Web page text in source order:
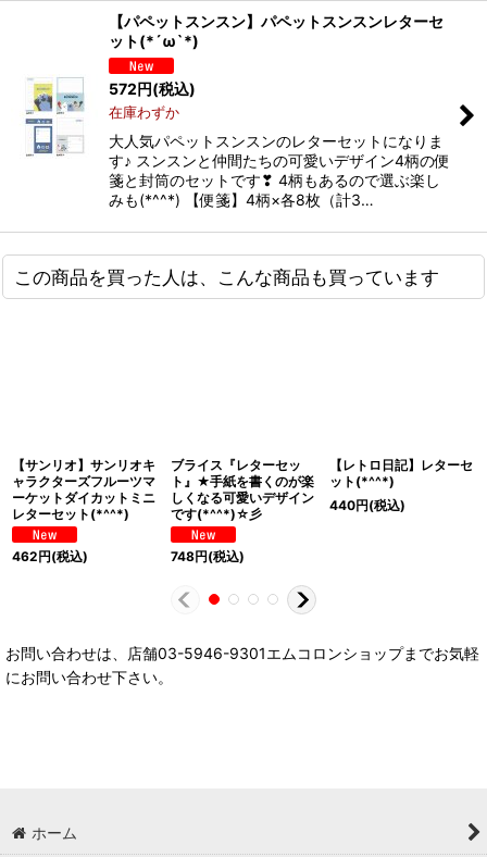
【パペットスンスン】パペットスンスンレターセ
ット(*´ω`*)
572円(税込)
在庫わずか
大人気パペットスンスンのレターセットになりま
す♪ スンスンと仲間たちの可愛いデザイン4柄の便
箋と封筒のセットです❣ 4柄もあるので選ぶ楽し
みも(*^^*) 【便箋】4柄×各8枚（計3…
この商品を買った人は、こんな商品も買っています
【サンリオ】サンリオキ
ャラクターズフルーツマ
ーケットダイカットミニ
レターセット(*^^*)
462円(税込)
ブライス『レターセッ
ト』★手紙を書くのが楽
しくなる可愛いデザイン
です(*^^*)☆彡
748円(税込)
【レトロ日記】レターセ
ット(*^^*)
440円(税込)
お問い合わせは、店舗03-5946-9301エムコロンショップまでお気軽
にお問い合わせ下さい。
ホーム